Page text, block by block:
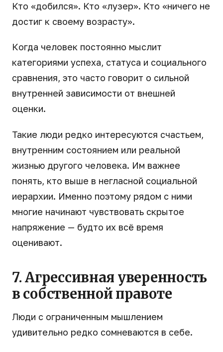
Кто «добился». Кто «лузер». Кто «ничего не
достиг к своему возрасту».
Когда человек постоянно мыслит
категориями успеха, статуса и социального
сравнения, это часто говорит о сильной
внутренней зависимости от внешней
оценки.
Такие люди редко интересуются счастьем,
внутренним состоянием или реальной
жизнью другого человека. Им важнее
понять, кто выше в негласной социальной
иерархии. Именно поэтому рядом с ними
многие начинают чувствовать скрытое
напряжение — будто их всё время
оценивают.
7. Агрессивная уверенность
в собственной правоте
Люди с ограниченным мышлением
удивительно редко сомневаются в себе.